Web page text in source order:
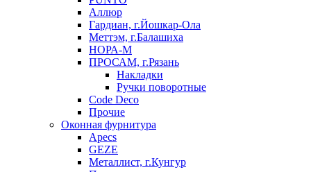
Аллюр
Гардиан, г.Йошкар-Ола
Меттэм, г.Балашиха
НОРА-М
ПРОСАМ, г.Рязань
Накладки
Ручки поворотные
Code Deco
Прочие
Оконная фурнитура
Apecs
GEZE
Металлист, г.Кунгур